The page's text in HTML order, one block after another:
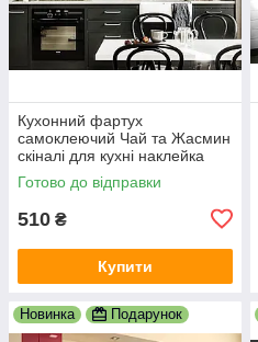
Кухонний фартух
самоклеючий Чай та Жасмин
скіналі для кухні наклейка
ПВХ азія схід білий 600х2000
мм
Готово до відправки
510 ₴
Купити
Новинка Подарунок